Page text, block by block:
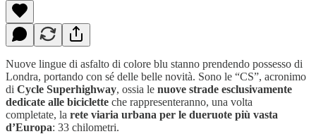
Nuove lingue di asfalto di colore blu stanno prendendo possesso di
Londra, portando con sé delle belle novità. Sono le “CS”, acronimo
di Cycle Superhighway, ossia le nuove strade esclusivamente
dedicate alle biciclette che rappresenteranno, una volta
completate, la rete viaria urbana per le dueruote più vasta
d’Europa: 33 chilometri.